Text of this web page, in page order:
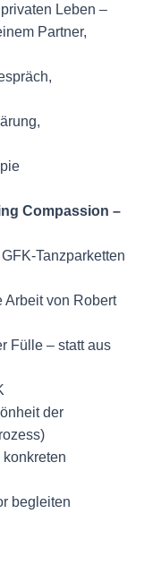
Leben –
Partner,
Compassion –
Tanzparketten
Arbeit von Robert
Fülle – statt aus
der
begleiten